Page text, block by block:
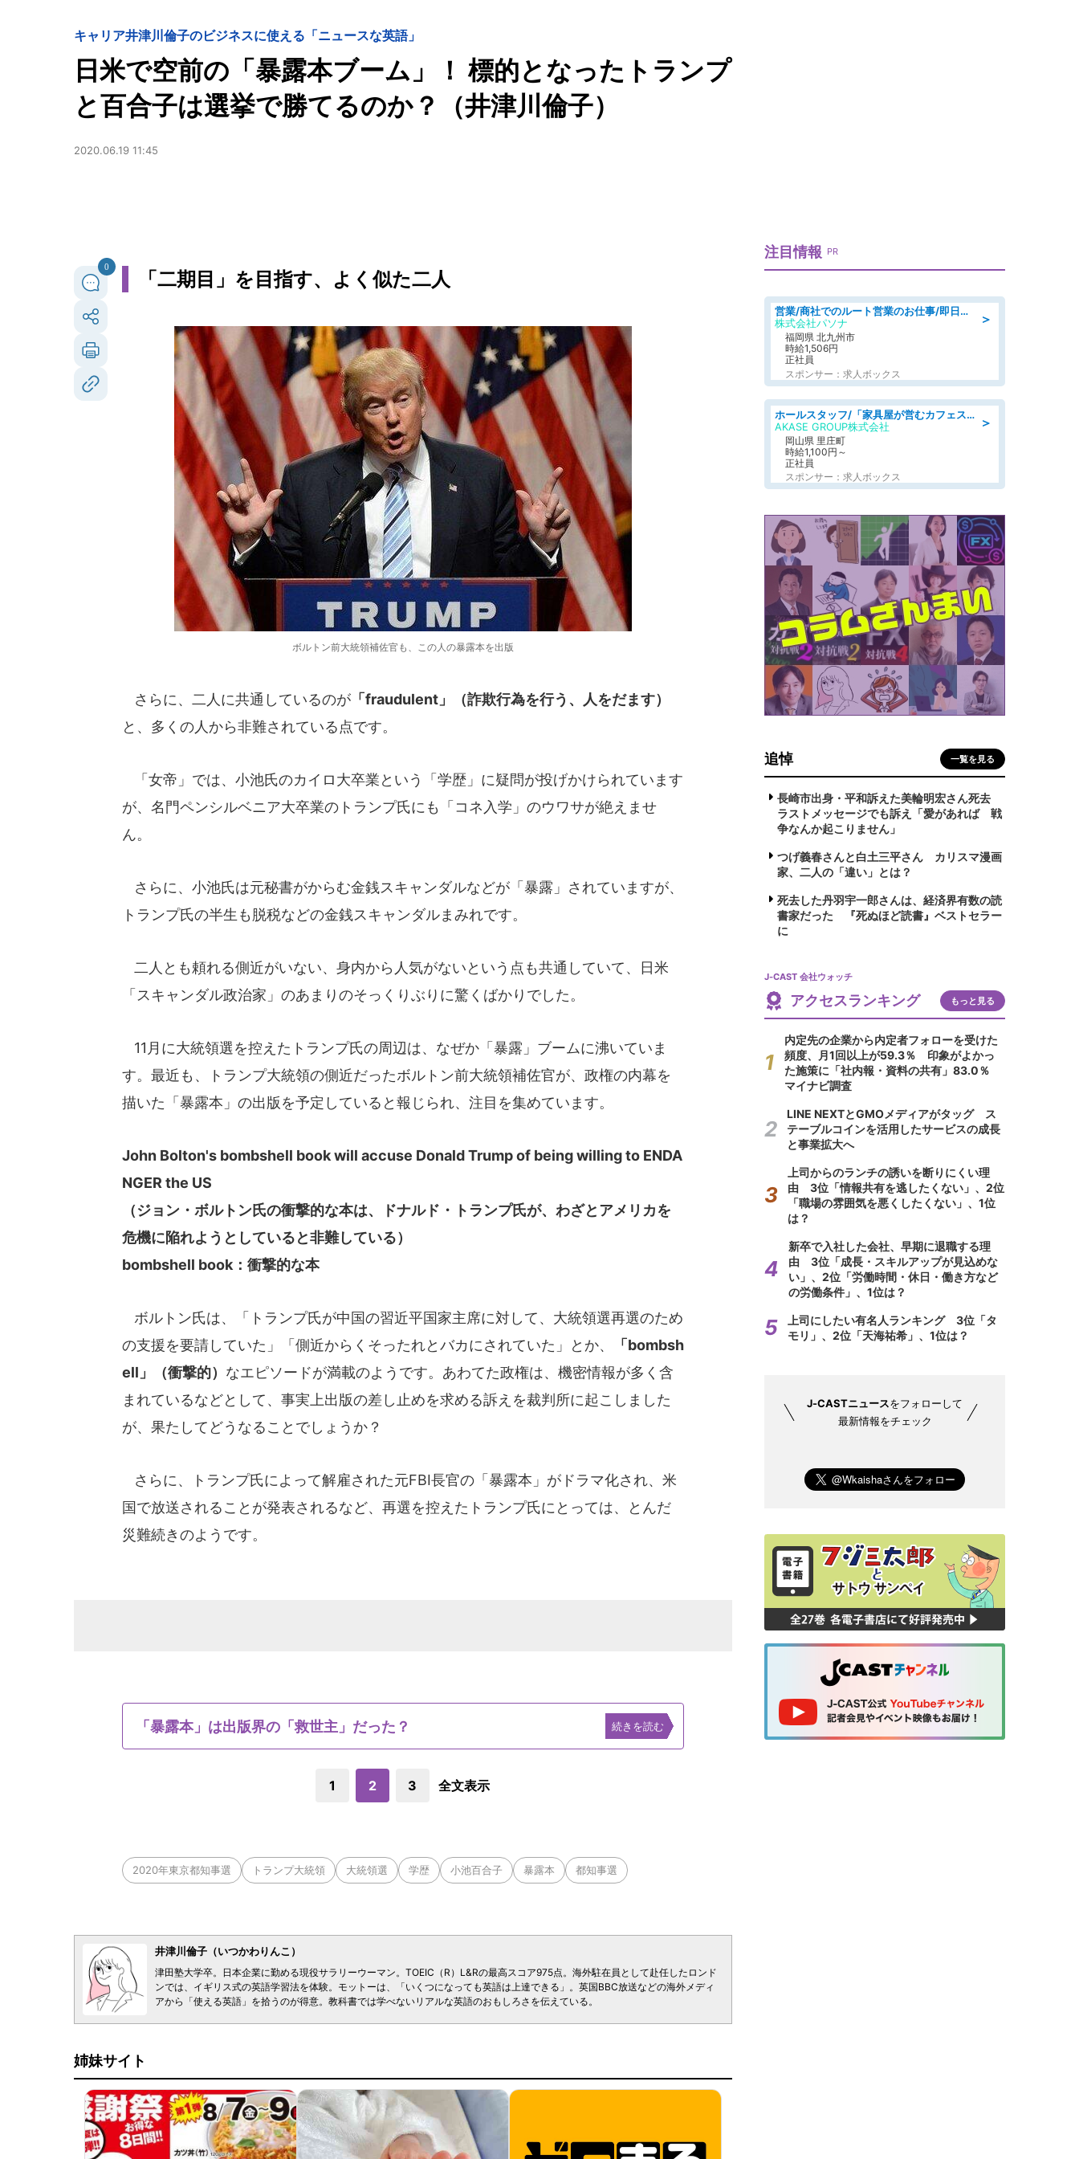
キャリア井津川倫子のビジネスに使える「ニュースな英語」
日米で空前の「暴露本ブーム」！ 標的となったトランプ
と百合子は選挙で勝てるのか？（井津川倫子）
2020.06.19 11:45
0
「二期目」を目指す、よく似た二人
ボルトン前大統領補佐官も、この人の暴露本を出版
さらに、二人に共通しているのが 「fraudulent」（詐欺行為を行う、人をだます）
と、多くの人から非難されている点です。
「女帝」では、小池氏のカイロ大卒業という「学歴」に疑問が投げかけられています
が、名門ペンシルベニア大卒業のトランプ氏にも「コネ入学」のウワサが絶えませ
ん。
さらに、小池氏は元秘書がからむ金銭スキャンダルなどが「暴露」されていますが、
トランプ氏の半生も脱税などの金銭スキャンダルまみれです。
二人とも頼れる側近がいない、身内から人気がないという点も共通していて、日米
「スキャンダル政治家」のあまりのそっくりぶりに驚くばかりでした。
11月に大統領選を控えたトランプ氏の周辺は、なぜか「暴露」ブームに沸いていま
す。最近も、トランプ大統領の側近だったボルトン前大統領補佐官が、政権の内幕を
描いた「暴露本」の出版を予定していると報じられ、注目を集めています。
John Bolton's bombshell book will accuse Donald Trump of being willing to ENDA
NGER the US
（ジョン・ボルトン氏の衝撃的な本は、ドナルド・トランプ氏が、わざとアメリカを
危機に陥れようとしていると非難している）
bombshell book：衝撃的な本
ボルトン氏は、「トランプ氏が中国の習近平国家主席に対して、大統領選再選のため
の支援を要請していた」「側近からくそったれとバカにされていた」とか、
「bombsh
ell」（衝撃的） なエピソードが満載のようです。あわてた政権は、機密情報が多く含
まれているなどとして、事実上出版の差し止めを求める訴えを裁判所に起こしました
が、果たしてどうなることでしょうか？
さらに、トランプ氏によって解雇された元FBI長官の「暴露本」がドラマ化され、米
国で放送されることが発表されるなど、再選を控えたトランプ氏にとっては、とんだ
災難続きのようです。
「暴露本」は出版界の「救世主」だった？ 続きを読む
1 2 3 全文表示
2020年東京都知事選 トランプ大統領 大統領選 学歴 小池百合子 暴露本 都知事選
井津川倫子（いつかわりんこ）
津田塾大学卒。日本企業に勤める現役サラリーウーマン。TOEIC（R）L&Rの最高スコア975点。海外駐在員として赴任したロンド
ンでは、イギリス式の英語学習法を体験。モットーは、「いくつになっても英語は上達できる」。英国BBC放送などの海外メディ
アから「使える英語」を拾うのが得意。教科書では学べないリアルな英語のおもしろさを伝えている。
姉妹サイト
注目情報 PR
＞
営業/商社でのルート営業のお仕事/即日勤務可/車通勤可/営業
株式会社パソナ
福岡県 北九州市
時給1,506円
正社員
スポンサー：求人ボックス
＞
ホールスタッフ/「家具屋が営むカフェスタッフ!」週2日～OK!嬉しいまかない付き/岡山県/浅口郡里庄町
AKASE GROUP株式会社
岡山県 里庄町
時給1,100円～
正社員
スポンサー：求人ボックス
追悼 一覧を見る
長崎市出身・平和訴えた美輪明宏さん死去
ラストメッセージでも訴え「愛があれば 戦
争なんか起こりません」
つげ義春さんと白土三平さん カリスマ漫画
家、二人の「違い」とは？
死去した丹羽宇一郎さんは、経済界有数の読
書家だった 『死ぬほど読書』ベストセラー
に
J-CAST 会社ウォッチ
アクセスランキング もっと見る
内定先の企業から内定者フォローを受けた
頻度、月1回以上が59.3％ 印象がよかっ
た施策に「社内報・資料の共有」83.0％
マイナビ調査
LINE NEXTとGMOメディアがタッグ ス
テーブルコインを活用したサービスの成長
と事業拡大へ
上司からのランチの誘いを断りにくい理
由 3位「情報共有を逃したくない」、2位
「職場の雰囲気を悪くしたくない」、1位
は？
新卒で入社した会社、早期に退職する理
由 3位「成長・スキルアップが見込めな
い」、2位「労働時間・休日・働き方など
の労働条件」、1位は？
上司にしたい有名人ランキング 3位「タ
モリ」、2位「天海祐希」、1位は？
J-CASTニュースをフォローして
最新情報をチェック